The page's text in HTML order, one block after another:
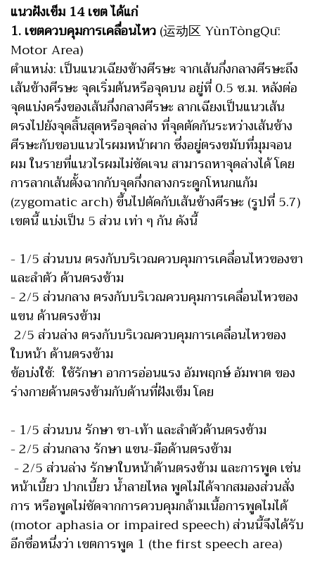
แนวฝังเข็ม 14 เขต ได้แก่
1. เขตควบคุมการเคลื่อนไหว(运动区 YùnTòngQū:
Motor Area)
ตำแหน่ง: เป็นแนวเฉียงข้างศีรษะ จากเส้นกึ่งกลางศีรษะถึง
เส้นข้างศีรษะ จุดเริ่มต้นหรือจุดบน อยู่ที่ 0.5 ซ.ม. หลังต่อ
จุดแบ่งครึ่งของเส้นกึ่งกลางศีรษะ ลากเฉียงเป็นแนวเส้น
ตรงไปยังจุดสิ้นสุดหรือจุดล่าง ที่จุดตัดกันระหว่างเส้นข้าง
ศีรษะกับขอบแนวไรผมหน้าผาก ซึ่งอยู่ตรงขมับที่มุมจอน
ผม ในรายที่แนวไรผมไม่ชัดเจน สามารถหาจุดล่างได้ โดย
การลากเส้นตั้งฉากกับจุดกึ่งกลางกระดูกโหนกแก้ม
(zygomatic arch) ขึ้นไปตัดกับเส้นข้างศีรษะ (รูปที่ 5.7)
เขตนี้ แบ่งเป็น 5 ส่วน เท่า ๆ กัน ดังนี้
- 1/5 ส่วนบน ตรงกับบริเวณควบคุมการเคลื่อนไหวของขา
และลำตัว ด้านตรงข้าม
- 2/5 ส่วนกลาง ตรงกับบริเวณควบคุมการเคลื่อนไหวของ
แขน ด้านตรงข้าม
2/5 ส่วนล่าง ตรงกับบริเวณควบคุมการเคลื่อนไหวของ
ใบหน้า ด้านตรงข้าม
ข้อบ่งใช้: ใช้รักษา อาการอ่อนแรง อัมพฤกษ์ อัมพาต ของ
ร่างกายด้านตรงข้ามกับด้านที่ฝังเข็ม โดย
- 1/5 ส่วนบน รักษา ขา-เท้า และลำตัวด้านตรงข้าม
- 2/5 ส่วนกลาง รักษา แขน-มือด้านตรงข้าม
- 2/5 ส่วนล่าง รักษาใบหน้าด้านตรงข้าม และการพูด เช่น
หน้าเบี้ยว ปากเบี้ยว น้ำลายไหล พูดไม่ได้จากสมองส่วนสั่ง
การ หรือพูดไม่ชัดจากการควบคุมกล้ามเนื้อการพูดไมได้
(motor aphasia or impaired speech) ส่วนนี้จึงได้รับ
อีกชื่อหนึ่งว่า เขตการพูด 1 (the first speech area)